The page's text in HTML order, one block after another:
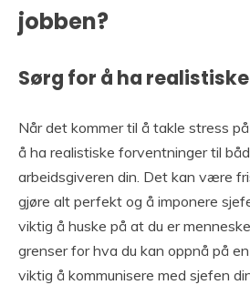
jobben?
Sørg for å ha
Når det kommer til å takle stress
å ha realistiske forventninger til
arbeidsgiveren din. Det kan være
gjøre alt perfekt og å imponere
viktig å huske på at du er
grenser for hva du kan oppnå på
viktig å kommunisere med sjefen